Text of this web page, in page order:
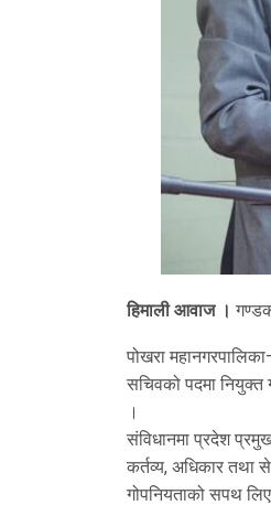
हिमाली आवाज ।
पोखरा
सचिवको पदमा नियुक्त
।
संविधानमा प्रदेश
कर्तव्य, अधिकार
गोपनियताको सपथ